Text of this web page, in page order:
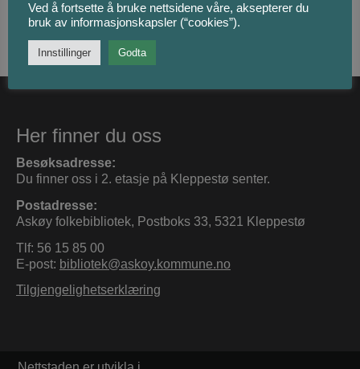
Kategorier:Aktuelt
Her finner du oss
Besøksadresse:
Du finner oss i 2. etasje på Kleppestø senter.
Postadresse:
Askøy folkebibliotek, Postboks 33, 5321 Kleppestø
Tlf: 56 15 85 00
E-post: bibliotek@askoy.kommune.no
Tilgjengelighetserklæring
Ved å fortsette å bruke nettsidene våre, aksepterer du
bruk av informasjonskapsler (“cookies”).
Innstillinger Godta